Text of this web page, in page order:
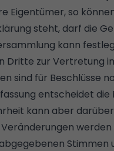
Eigentümer, so
steht, darf die
kann
Dritte zur Vertretung
sind für Beschlüsse
entscheidet
kann aber